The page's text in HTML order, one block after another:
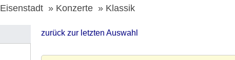
Eisenstadt Konzerte Klassik
zurück zur letzten Auswahl